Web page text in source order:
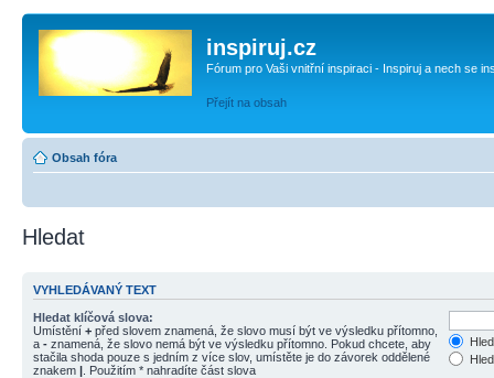
inspiruj.cz
Fórum pro Vaši vnitřní inspiraci - Inspiruj a nech se
Přejít na obsah
Obsah fóra
Hledat
VYHLEDÁVANÝ TEXT
Hledat klíčová slova:
Umístění + před slovem znamená, že slovo musí být ve výsledku přítomno,
a - znamená, že slovo nemá být ve výsledku přítomno. Pokud chcete, aby
stačila shoda pouze s jedním z více slov, umístěte je do závorek oddělené
znakem | . Použitím * nahradíte část slova